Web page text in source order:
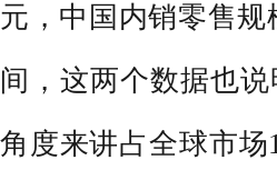
元，中国内销零售
间，这两个数据也
角度来讲占全球市场